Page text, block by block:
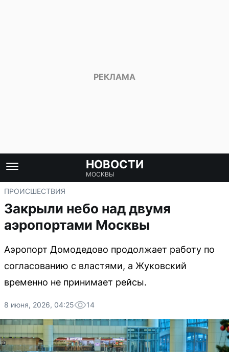
НОВОСТИ
МОСКВЫ
ПРОИСШЕСТВИЯ
Закрыли небо над двумя
аэропортами Москвы
Аэропорт Домодедово продолжает работу по
согласованию с властями, а Жуковский
временно не принимает рейсы.
8 июня, 2026, 04:25 14